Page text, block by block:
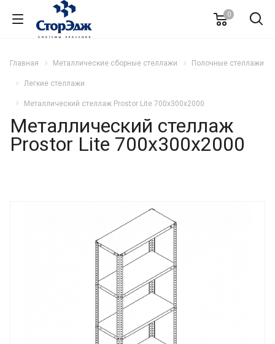
0
Главная Металлические сборные стеллажи Полочные стеллажи
Легкие стеллажи
Металлический стеллаж Prostor Lite 700x300x2000
Металлический стеллаж
Prostor Lite 700x300x2000